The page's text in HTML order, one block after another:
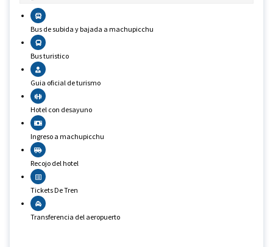
Bus de subida y bajada a machupicchu
Bus turistico
Guia oficial de turismo
Hotel con desayuno
Ingreso a machupicchu
Recojo del hotel
Tickets De Tren
Transferencia del aeropuerto